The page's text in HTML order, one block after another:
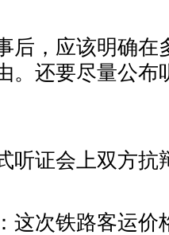
，应该明确在
。还要尽量公布
证会上双方抗
次铁路客运价